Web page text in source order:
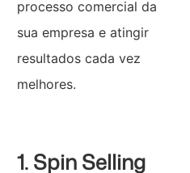
processo comercial da
sua empresa e atingir
resultados cada vez
melhores.
1. Spin Selling